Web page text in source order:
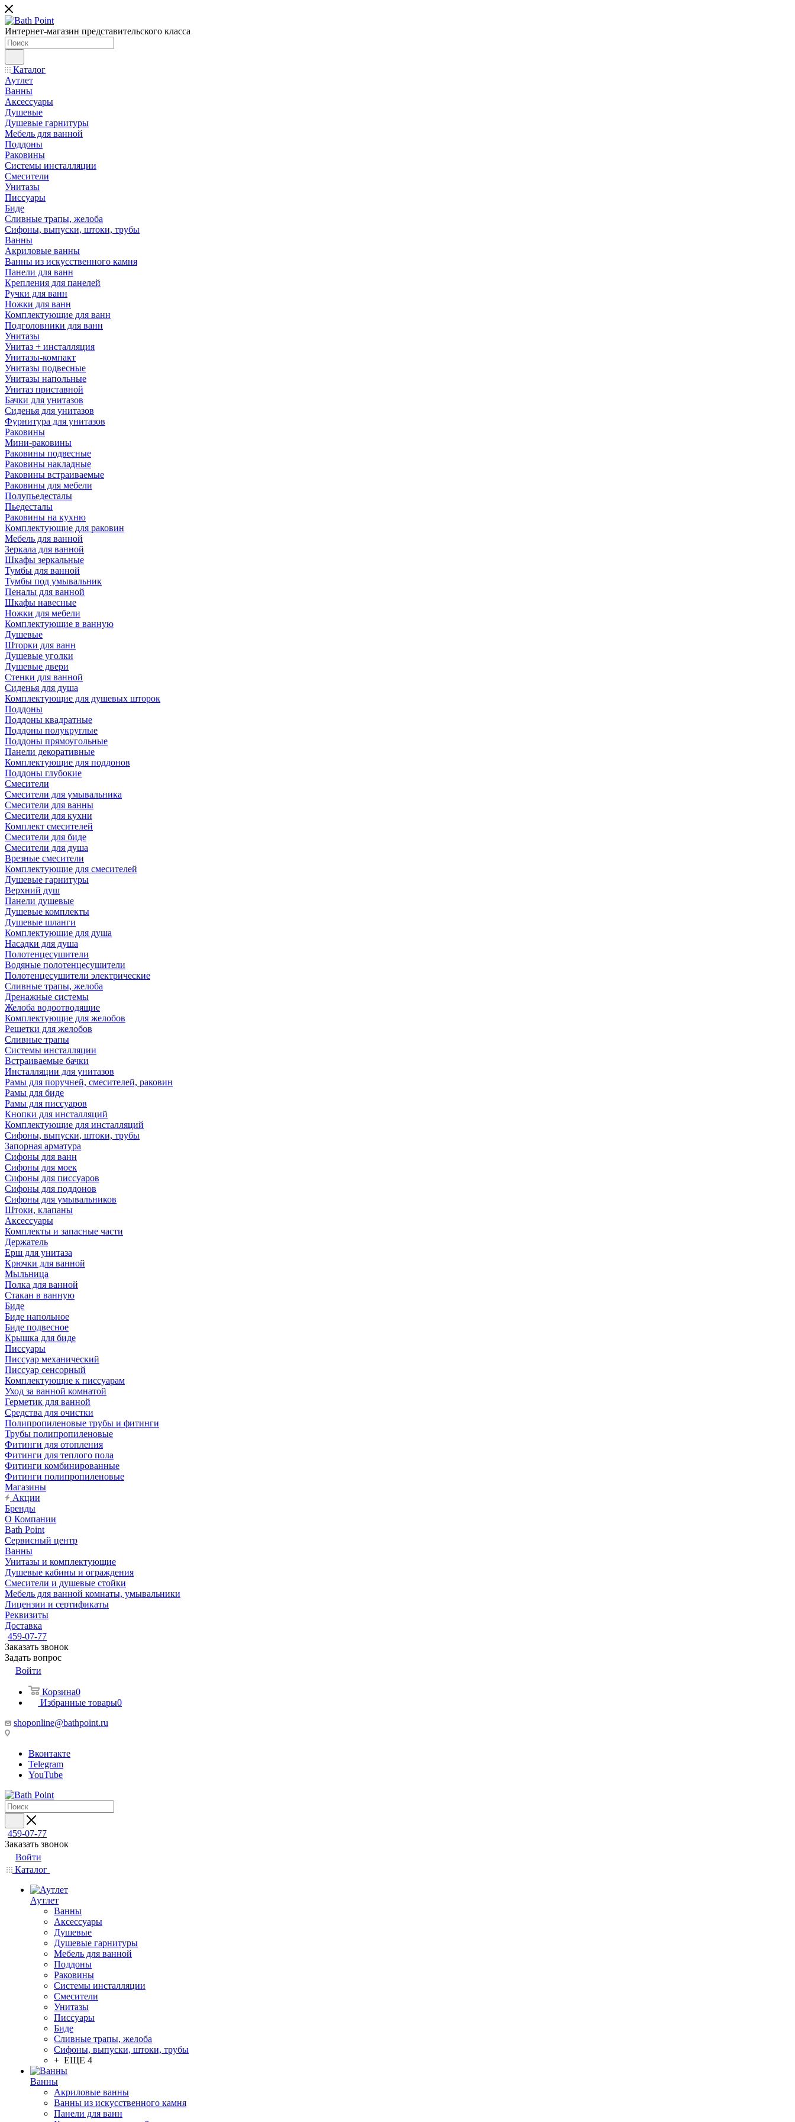
Интернет-магазин представительского класса
Каталог
Аутлет
Ванны
Аксессуары
Душевые
Душевые гарнитуры
Мебель для ванной
Поддоны
Раковины
Системы инсталляции
Смесители
Унитазы
Писсуары
Биде
Сливные трапы, желоба
Сифоны, выпуски, штоки, трубы
Ванны
Акриловые ванны
Ванны из искусственного камня
Панели для ванн
Крепления для панелей
Ручки для ванн
Ножки для ванн
Комплектующие для ванн
Подголовники для ванн
Унитазы
Унитаз + инсталляция
Унитазы-компакт
Унитазы подвесные
Унитазы напольные
Унитаз приставной
Бачки для унитазов
Сиденья для унитазов
Фурнитура для унитазов
Раковины
Мини-раковины
Раковины подвесные
Раковины накладные
Раковины встраиваемые
Раковины для мебели
Полупьедесталы
Пьедесталы
Раковины на кухню
Комплектующие для раковин
Мебель для ванной
Зеркала для ванной
Шкафы зеркальные
Тумбы для ванной
Тумбы под умывальник
Пеналы для ванной
Шкафы навесные
Ножки для мебели
Комплектующие в ванную
Душевые
Шторки для ванн
Душевые уголки
Душевые двери
Стенки для ванной
Сиденья для душа
Комплектующие для душевых шторок
Поддоны
Поддоны квадратные
Поддоны полукруглые
Поддоны прямоугольные
Панели декоративные
Комплектующие для поддонов
Поддоны глубокие
Смесители
Смесители для умывальника
Смесители для ванны
Смесители для кухни
Комплект смесителей
Смесители для биде
Смесители для душа
Врезные смесители
Комплектующие для смесителей
Душевые гарнитуры
Верхний душ
Панели душевые
Душевые комплекты
Душевые шланги
Комплектующие для душа
Насадки для душа
Полотенцесушители
Водяные полотенцесушители
Полотенцесушители электрические
Сливные трапы, желоба
Дренажные системы
Желоба водоотводящие
Комплектующие для желобов
Решетки для желобов
Сливные трапы
Системы инсталляции
Встраиваемые бачки
Инсталляции для унитазов
Рамы для поручней, смесителей, раковин
Рамы для биде
Рамы для писсуаров
Кнопки для инсталляций
Комплектующие для инсталляций
Сифоны, выпуски, штоки, трубы
Запорная арматура
Сифоны для ванн
Сифоны для моек
Сифоны для писсуаров
Сифоны для поддонов
Сифоны для умывальников
Штоки, клапаны
Аксессуары
Комплекты и запасные части
Держатель
Ерш для унитаза
Крючки для ванной
Мыльница
Полка для ванной
Стакан в ванную
Биде
Биде напольное
Биде подвесное
Крышка для биде
Писсуары
Писсуар механический
Писсуар сенсорный
Комплектующие к писсуарам
Уход за ванной комнатой
Герметик для ванной
Средства для очистки
Полипропиленовые трубы и фитинги
Трубы полипропиленовые
Фитинги для отопления
Фитинги для теплого пола
Фитинги комбинированные
Фитинги полипропиленовые
Магазины
Акции
Бренды
О Компании
Bath Point
Сервисный центр
Ванны
Унитазы и комплектующие
Душевые кабины и ограждения
Смесители и душевые стойки
Мебель для ванной комнаты, умывальники
Лицензии и сертификаты
Реквизиты
Доставка
459-07-77
Заказать звонок
Задать вопрос
Войти
Корзина0
Избранные товары0
shoponline@bathpoint.ru
Вконтакте
Telegram
YouTube
459-07-77
Заказать звонок
Войти
Каталог
Аутлет
Ванны
Аксессуары
Душевые
Душевые гарнитуры
Мебель для ванной
Поддоны
Раковины
Системы инсталляции
Смесители
Унитазы
Писсуары
Биде
Сливные трапы, желоба
Сифоны, выпуски, штоки, трубы
+ ЕЩЕ 4
Ванны
Акриловые ванны
Ванны из искусственного камня
Панели для ванн